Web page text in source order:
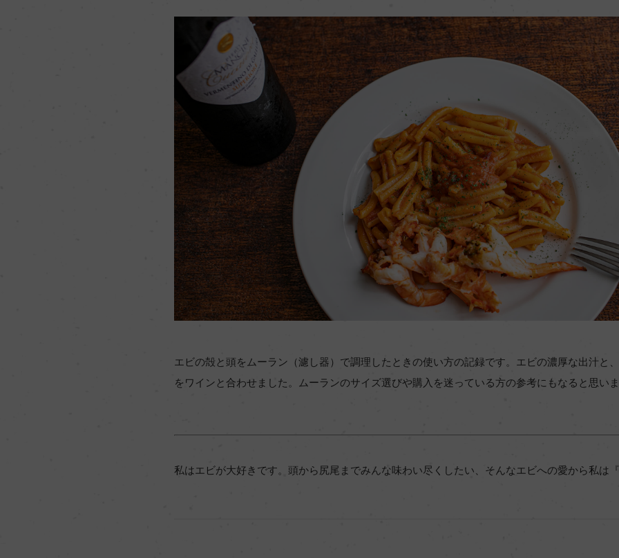
エビの殻と頭をムーラン（濾し器）で調理したときの使い方の記録です。エビの濃厚な出汁と
をワインと合わせました。ムーランのサイズ選びや購入を迷っている方の参考にもなると思い
私はエビが大好きです。頭から尻尾までみんな味わい尽くしたい、そんなエビへの愛から私は